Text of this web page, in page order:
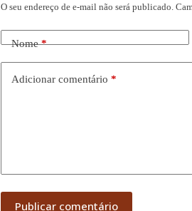
O seu endereço de e-mail não será publicado.
Nome*
Adicionar comentário *
Publicar comentário